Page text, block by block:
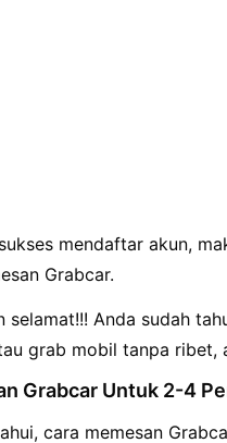
mendaftar akun,
Grabcar.
selamat!!! Anda sudah
grab mobil tanpa ribet,
Grabcar Untuk 2-4
cara memesan